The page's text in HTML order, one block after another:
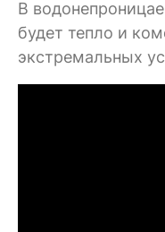
В
будет тепло и
экстремальных